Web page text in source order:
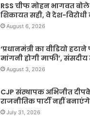
RSS चीफ मोहन भागवत
शिकायत सही, वे देश-विरोधी
August 6, 2026
‘प्रधानमंत्री का वीडियो
मांगनी होगी माफी’,
August 3, 2026
CJP संस्थापक अभिजीत
राजनीतिक पार्टी नहीं
July 31, 2026